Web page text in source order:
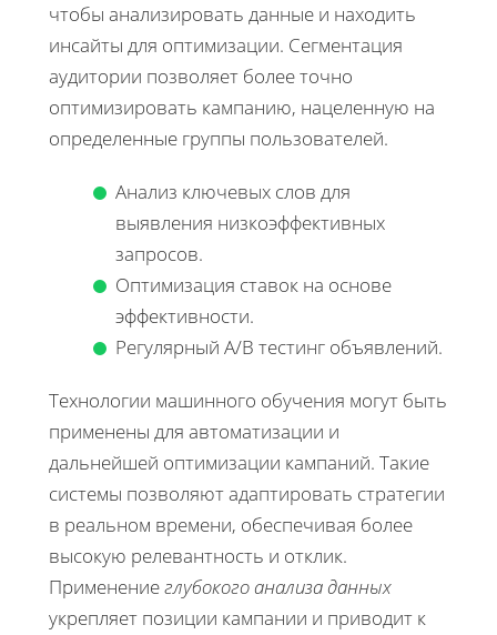
чтобы анализировать данные и находить
инсайты для оптимизации. Сегментация
аудитории позволяет более точно
оптимизировать кампанию, нацеленную на
определенные группы пользователей.
Анализ ключевых слов для
выявления низкоэффективных
запросов.
Оптимизация ставок на основе
эффективности.
Регулярный A/B тестинг объявлений.
Технологии машинного обучения могут быть
применены для автоматизации и
дальнейшей оптимизации кампаний. Такие
системы позволяют адаптировать стратегии
в реальном времени, обеспечивая более
высокую релевантность и отклик.
Применениеглубокого анализа данных
укрепляет позиции кампании и приводит к